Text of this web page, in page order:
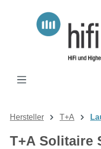
Zum Hauptinhalt springen
Hersteller T+A
T+A Solitaire